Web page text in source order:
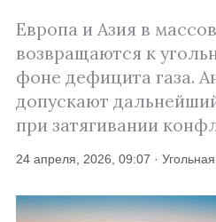
Европа и Азия в
возвращаются к
фоне дефицита газа.
допускают
при затягивании
24 апреля, 2026, 09:07 ·